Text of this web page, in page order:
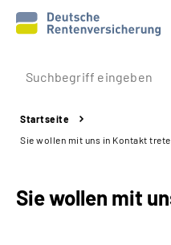
Prävention
Reha
Startseite
Sie wollen mit uns in Kontakt
Sie wollen mit